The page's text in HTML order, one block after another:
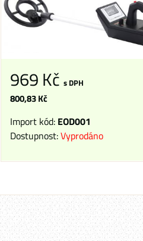
969 Kč s DPH
800,83 Kč
Import kód: EOD001
Dostupnost:Vyprodáno